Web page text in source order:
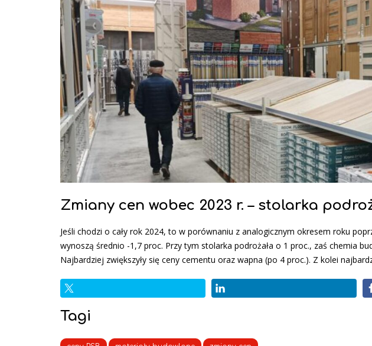
Zmiany cen wobec 2023 r. – stolarka
Jeśli chodzi o cały rok 2024, to w porównaniu z analogicznym okresem roku
wynoszą średnio -1,7 proc. Przy tym stolarka podrożała o 1 proc., zaś chemia
Najbardziej zwiększyły się ceny cementu oraz wapna (po 4 proc.). Z kolei
Tagi